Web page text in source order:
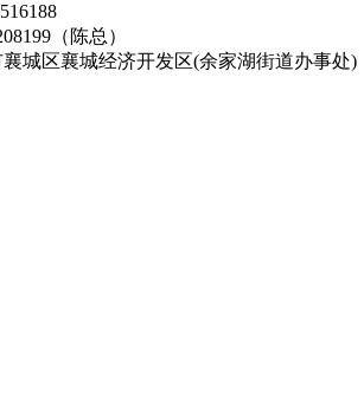
（陈总）
城区襄城经济开发区(余家湖街道办事处)